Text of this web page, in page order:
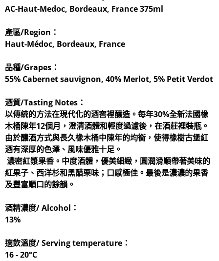
AC-Haut-Medoc, Bordeaux, France 375ml
產區/Region：
Haut-Médoc, Bordeaux, France
品種/Grapes：
55% Cabernet sauvignon, 40% Merlot, 5% Petit Verdot
酒質/Tasting Notes：
以傳統的方法在現代化的酒窖裡釀造。每年30%全新法國橡
木桶陳年12個月，澄清酒體和輕度過濾後，在酒莊裡裝瓶。
由於釀酒方式與長久橡木桶中陳年的均衡，使得橡樹古堡紅
酒有深厚的色澤、風味優雅十足。
濃密紅漿果香。中度酒體，優美細緻，圓潤滑順帶著美味的
紅果子、西洋杉和黑醋栗味；口感極佳。最後是濃濃的果香
及豐富順口的餘韻。
酒精濃度/ Alcohol：
13%
適飲溫度/ Serving temperature：
16 - 20°C